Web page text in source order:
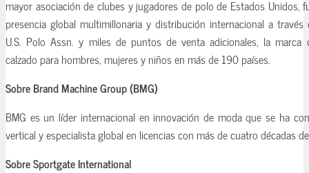
mayor asociación de clubes y jugadores de polo de Estados Unidos,
presencia global multimillonaria y distribución internacional a
U.S. Polo Assn. y miles de puntos de venta adicionales, la marca
calzado para hombres, mujeres y niños en más de 190 países.
Sobre Brand Machine Group (BMG)
BMG es un líder internacional en innovación de moda que se ha
vertical y especialista global en licencias con más de cuatro décadas
Sobre Sportgate International